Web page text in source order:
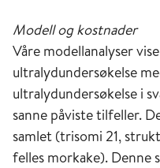
Modell og kostnader
Våre modellanalyser
ultralydundersøkelse
ultralydundersøkelse i
sanne påviste tilfeller.
samlet (trisomi 21,
felles morkake). Denne